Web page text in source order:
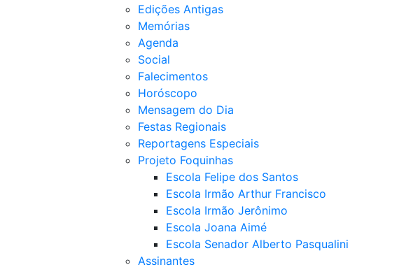
Edições Antigas
Memórias
Agenda
Social
Falecimentos
Horóscopo
Mensagem do Dia
Festas Regionais
Reportagens Especiais
Projeto Foquinhas
Escola Felipe dos Santos
Escola Irmão Arthur Francisco
Escola Irmão Jerônimo
Escola Joana Aimé
Escola Senador Alberto Pasqualini
Assinantes